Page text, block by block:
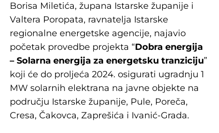
Borisa Miletića, župana Istarske županije i
Valtera Poropata, ravnatelja Istarske
regionalne energetske agencije, najavio
početak provedbe projekta “Dobra energija
– Solarna energija za energetsku tranziciju”
koji će do proljeća 2024. osigurati ugradnju 1
MW solarnih elektrana na javne objekte na
području Istarske županije, Pule, Poreča,
Cresa, Čakovca, Zaprešića i Ivanić-Grada.